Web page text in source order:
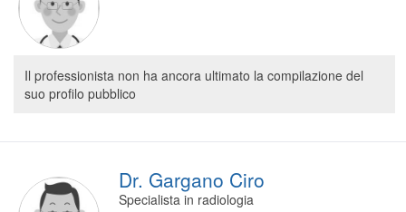
Il professionista non ha ancora ultimato la compilazione del
suo profilo pubblico
Dr. Gargano Ciro
Specialista in radiologia